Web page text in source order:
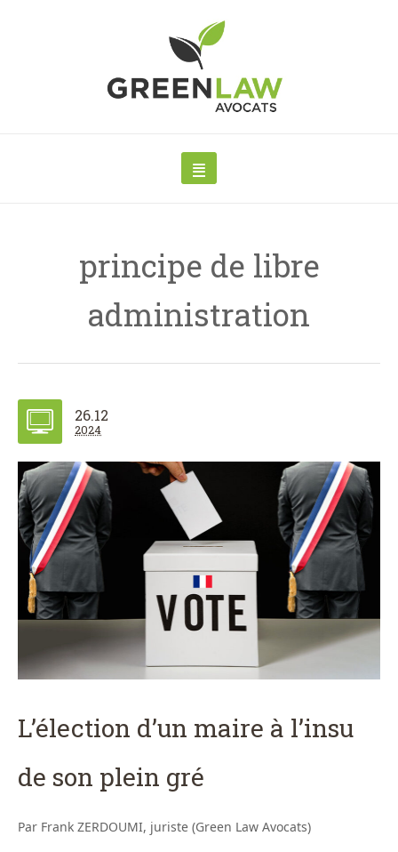
principe de libre
administration
26.12
2024
L’élection d’un maire à l’insu
de son plein gré
Par Frank ZERDOUMI, juriste (Green Law Avocats)